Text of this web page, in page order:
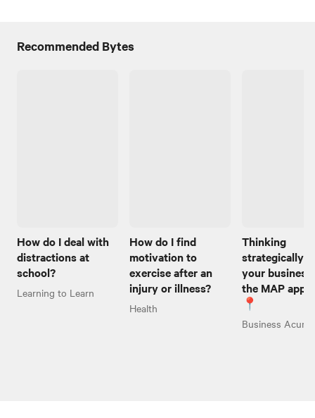
Recommended Bytes
How do I deal with
distractions at
school?
Learning to Learn
How do I find
motivation to
exercise after an
injury or illness?
Health
Thinking
strategically
your
the MAP
📍
Business